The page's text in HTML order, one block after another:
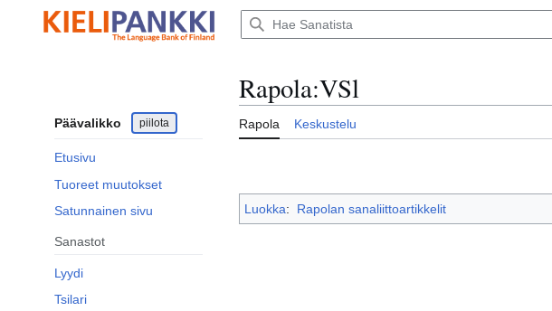
sisältöön
Päävalikko piilota
Etusivu
Tuoreet muutokset
Satunnainen sivu
Sanastot
Lyydi
Tsilari
Rapola:VSl
Rapola Keskustelu
Luokka: Rapolan sanaliittoartikkelit